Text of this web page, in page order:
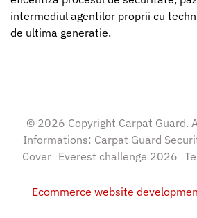
intermediul agentilor proprii cu
de ultima generatie.
© 2026 Copyright Carpat Guard.
Informations: Carpat Guard
Cover Everest challenge 2026
Ecommerce website